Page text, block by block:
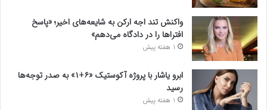
واکنش تند اجه ارکن به شایعه‌های اخیر؛ «پاسخ
افتراها را در دادگاه می‌دهم»
1 هفته پیش
ابرو یاشار با پروژه آکوستیک «۶+۱» به صدر توجه‌ها
رسید
1 هفته پیش